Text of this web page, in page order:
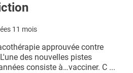
11 mois
approuvée contre
des nouvelles pistes
consiste à…vacciner. C ...